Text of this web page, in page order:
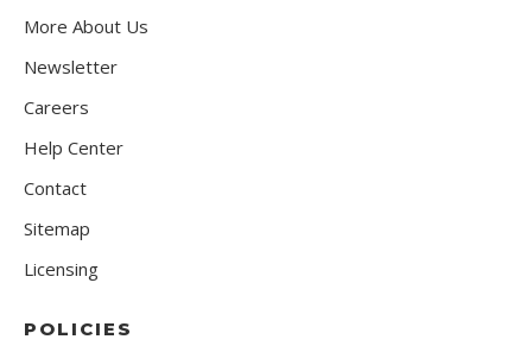
More About Us
Newsletter
Careers
Help Center
Contact
Sitemap
Licensing
POLICIES